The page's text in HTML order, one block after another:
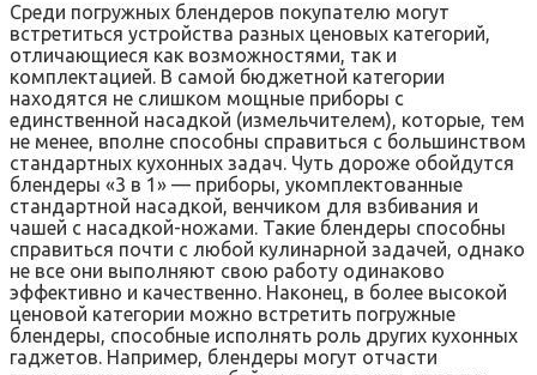
Среди погружных блендеров покупателю могут
встретиться устройства разных ценовых категорий,
отличающиеся как возможностями, так и
комплектацией. В самой бюджетной категории
находятся не слишком мощные приборы с
единственной насадкой (измельчителем), которые, тем
не менее, вполне способны справиться с большинством
стандартных кухонных задач. Чуть дороже обойдутся
блендеры «3 в 1» — приборы, укомплектованные
стандартной насадкой, венчиком для взбивания и
чашей с насадкой-ножами. Такие блендеры способны
справиться почти с любой кулинарной задачей, однако
не все они выполняют свою работу одинаково
эффективно и качественно. Наконец, в более высокой
ценовой категории можно встретить погружные
блендеры, способные исполнять роль других кухонных
гаджетов. Например, блендеры могут отчасти